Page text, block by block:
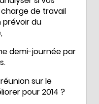
de travail
prévoir du
demi-journée par
sur le
pour 2014 ?